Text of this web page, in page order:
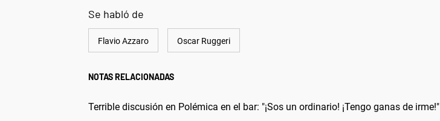
Se habló de
Flavio Azzaro Oscar Ruggeri
NOTAS RELACIONADAS
Terrible discusión en Polémica en el bar: "¡Sos un ordinario! ¡Tengo ganas de irme!"